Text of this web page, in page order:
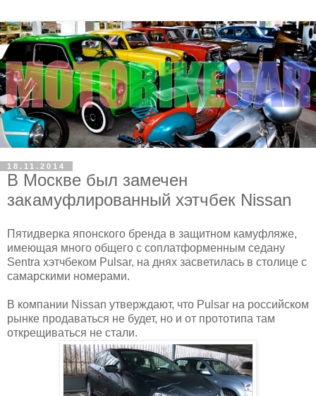
18.11.2014
В Москве был замечен
закамуфлированный хэтчбек Nissan
Пятидверка японского бренда в защитном камуфляже,
имеющая много общего с соплатформенным седану
Sentra хэтчбеком Pulsar, на днях засветилась в столице с
самарскими номерами.
В компании Nissan утверждают, что Pulsar на российском
рынке продаваться не будет, но и от прототипа там
открещиваться не стали.